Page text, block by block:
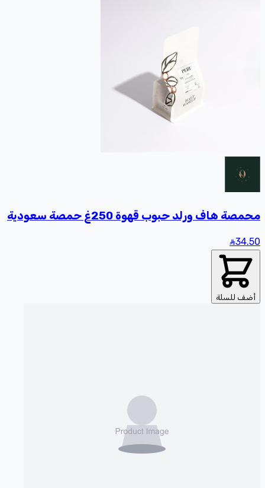
محمصة هاف ورلد حبوب قهوة 250غ حمصة سعودية
34.50
أضف للسلة